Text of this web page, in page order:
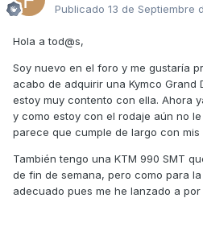
Publicado 13 de Septiembre
Hola a tod@s,
Soy nuevo en el foro y me gustaría
acabo de adquirir una Kymco Grand
estoy muy contento con ella. Ahora
y como estoy con el rodaje aún no
parece que cumple de largo con mis
También tengo una KTM 990 SMT
de fin de semana, pero como para
adecuado pues me he lanzado a por